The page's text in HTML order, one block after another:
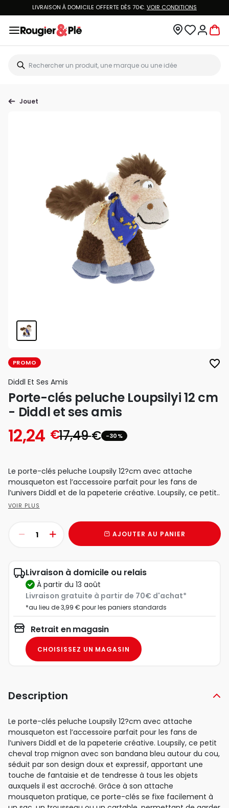
LIVRAISON À DOMICILE OFFERTE DÈS 70€.VOIR CONDITIONS
Jouet
PROMO favorite_border
Diddl Et Ses Amis
Porte-clés peluche Loupsilyi 12 cm
- Diddl et ses amis
17,49€ -30%
12,24 €
Le porte-clés peluche Loupsily 12?cm avec attache
mousqueton est l’accessoire parfait pour les fans de
l’univers Diddl et de la papeterie créative. Loupsily, ce petit..
VOIR PLUS
AJOUTER AU PANIER
Livraison à domicile ou relais
à partir du 13 août
Livraison gratuite à partir de 70€ d'achat*
*au lieu de 3,99 € pour les paniers standards
Retrait en magasin
CHOISISSEZ UN MAGASIN
Description
Le porte-clés peluche Loupsily 12?cm avec attache
mousqueton est l’accessoire parfait pour les fans de
l’univers Diddl et de la papeterie créative. Loupsily, ce petit
cheval trop mignon avec son bandana bleu autour du cou,
séduit par son design doux et expressif, apportant une
touche de fantaisie et de tendresse à tous les objets
auxquels il est accroché. Grâce à son attache
mousqueton pratique, ce porte-clés se fixe facilement à